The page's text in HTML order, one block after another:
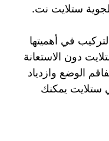
ستلايت نت.
في أهميتها
دون الاستعانة
الوضع وازدياد
ستلايت يمكنك